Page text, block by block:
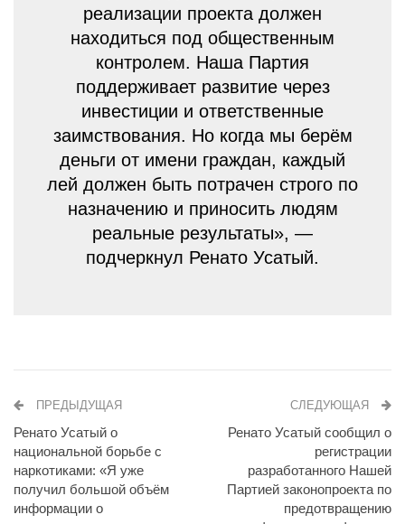
реализации проекта должен
находиться под общественным
контролем. Наша Партия
поддерживает развитие через
инвестиции и ответственные
заимствования. Но когда мы берём
деньги от имени граждан, каждый
лей должен быть потрачен строго по
назначению и приносить людям
реальные результаты», —
подчеркнул Ренато Усатый.
ПРЕДЫДУЩАЯ
Ренато Усатый о
национальной борьбе с
наркотиками: «Я уже
получил большой объём
информации о
СЛЕДУЮЩАЯ
Ренато Усатый сообщил о
регистрации
разработанного Нашей
Партией законопроекта по
предотвращению